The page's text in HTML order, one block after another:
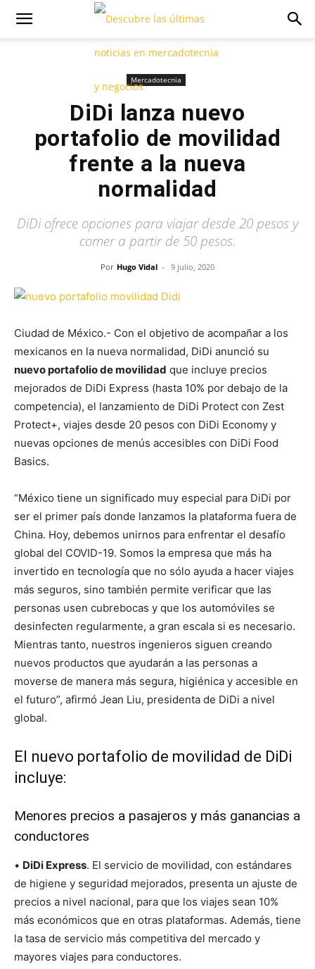
Mercadotecnia
DiDi lanza nuevo
portafolio de movilidad
frente a la nueva
normalidad
DiDi ofrece opciones para viajar desde 20 pesos y
comer a partir de 50 pesos.
Por Hugo Vidal - 9 julio, 2020
Ciudad de México.- Con el objetivo de acompañar a los
mexicanos en la nueva normalidad, DiDi anunció su
nuevo portafolio de movilidad que incluye precios
mejorados de DiDi Express (hasta 10% por debajo de la
competencia), el lanzamiento de DiDi Protect con Zest
Protect+, viajes desde 20 pesos con DiDi Economy y
nuevas opciones de menús accesibles con DiDi Food
Basics.
“México tiene un significado muy especial para DiDi por
ser el primer país donde lanzamos la plataforma fuera de
China. Hoy, debemos unirnos para enfrentar el desafío
global del COVID-19. Somos la empresa que más ha
invertido en tecnología que no sólo ayuda a hacer viajes
más seguros, sino también permite verificar que las
personas usen cubrebocas y que los automóviles se
desinfecten regularmente, a gran escala si es necesario.
Mientras tanto, nuestros ingenieros siguen creando
nuevos productos que ayudarán a las personas a
moverse de manera más segura, higiénica y accesible en
el futuro”, afirmó Jean Liu, presidenta de DiDi a nivel
global.
El nuevo portafolio de movilidad de DiDi
incluye:
Menores precios a pasajeros y más ganancias a
conductores
• DiDi Express. El servicio de movilidad, con estándares
de higiene y seguridad mejorados, presenta un ajuste de
precios a nivel nacional, para que los viajes sean 10%
más económicos que en otras plataformas. Además, tiene
la tasa de servicio más competitiva del mercado y
mayores viajes para conductores.